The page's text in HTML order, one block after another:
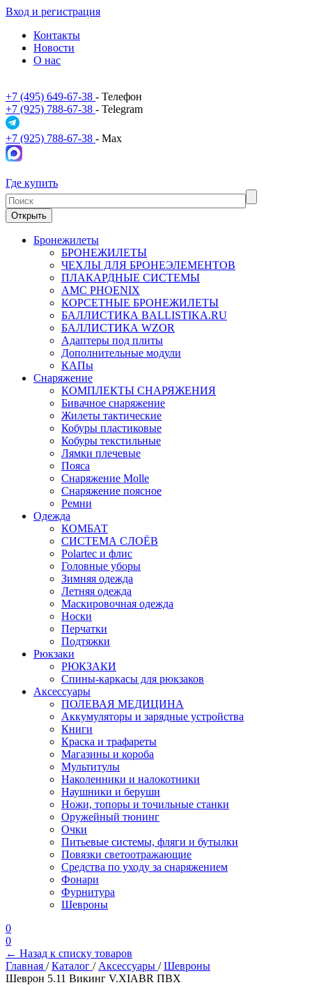
Вход и регистрация
Контакты
Новости
О нас
+7 (495) 649-67-38 - Телефон
+7 (925) 788-67-38 - Telegram
+7 (925) 788-67-38 - Max
Где купить
Открыть
Бронежилеты
БРОНЕЖИЛЕТЫ
ЧЕХЛЫ ДЛЯ БРОНЕЭЛЕМЕНТОВ
ПЛАКАРДНЫЕ СИСТЕМЫ
АМС PHOENIX
КОРСЕТНЫЕ БРОНЕЖИЛЕТЫ
БАЛЛИСТИКА BALLISTIKA.RU
БАЛЛИСТИКА WZOR
Адаптеры под плиты
Дополнительные модули
КАПы
Снаряжение
КОМПЛЕКТЫ СНАРЯЖЕНИЯ
Бивачное снаряжение
Жилеты тактические
Кобуры пластиковые
Кобуры текстильные
Лямки плечевые
Пояса
Снаряжение Molle
Снаряжение поясное
Ремни
Одежда
КОМБАТ
СИСТЕМА СЛОЁВ
Polartec и флис
Головные уборы
Зимняя одежда
Летняя одежда
Маскировочная одежда
Носки
Перчатки
Подтяжки
Рюкзаки
РЮКЗАКИ
Спины-каркасы для рюкзаков
Аксессуары
ПОЛЕВАЯ МЕДИЦИНА
Аккумуляторы и зарядные устройства
Книги
Краска и трафареты
Магазины и короба
Мультитулы
Наколенники и налокотники
Наушники и беруши
Ножи, топоры и точильные станки
Оружейный тюнинг
Очки
Питьевые системы, фляги и бутылки
Повязки светоотражающие
Средства по уходу за снаряжением
Фонари
Фурнитура
Шевроны
0
0
← Назад к списку товаров
Главная / Каталог / Аксессуары / Шевроны
Шеврон 5.11 Викинг V.XIABR ПВХ